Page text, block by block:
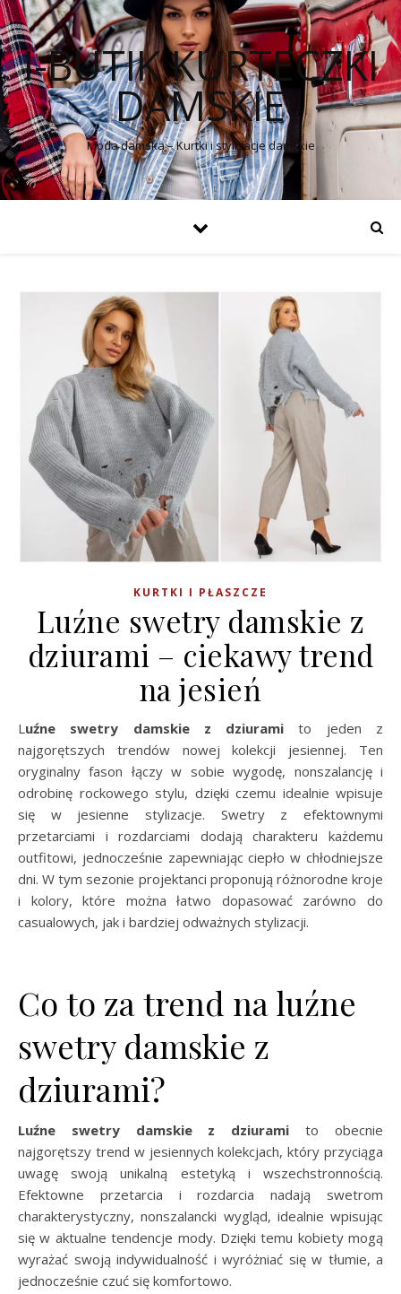
I-BUTIK KURTECZKI
DAMSKIE
Moda damska – Kurtki i stylizacje damskie
KURTKI I PŁASZCZE
Luźne swetry damskie z
dziurami – ciekawy trend
na jesień
Luźne swetry damskie z dziurami to jeden z
najgorętszych trendów nowej kolekcji jesiennej. Ten
oryginalny fason łączy w sobie wygodę, nonszalancję i
odrobinę rockowego stylu, dzięki czemu idealnie wpisuje
się w jesienne stylizacje. Swetry z efektownymi
przetarciami i rozdarciami dodają charakteru każdemu
outfitowi, jednocześnie zapewniając ciepło w chłodniejsze
dni. W tym sezonie projektanci proponują różnorodne kroje
i kolory, które można łatwo dopasować zarówno do
casualowych, jak i bardziej odważnych stylizacji.
Co to za trend na luźne
swetry damskie z
dziurami?
Luźne swetry damskie z dziurami to obecnie
najgorętszy trend w jesiennych kolekcjach, który przyciąga
uwagę swoją unikalną estetyką i wszechstronnością.
Efektowne przetarcia i rozdarcia nadają swetrom
charakterystyczny, nonszalancki wygląd, idealnie wpisując
się w aktualne tendencje mody. Dzięki temu kobiety mogą
wyrażać swoją indywidualność i wyróżniać się w tłumie, a
jednocześnie czuć się komfortowo.